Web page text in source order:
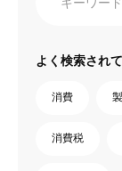
よく検索され
消費
消費税